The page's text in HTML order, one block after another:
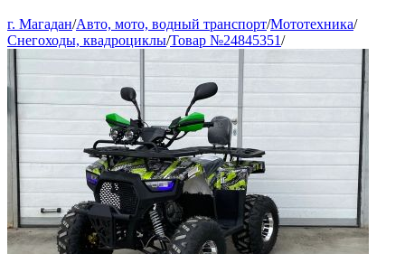
г. Магадан/Авто, мото, водный транспорт/Мототехника/
Снегоходы, квадроциклы/Товар №24845351/